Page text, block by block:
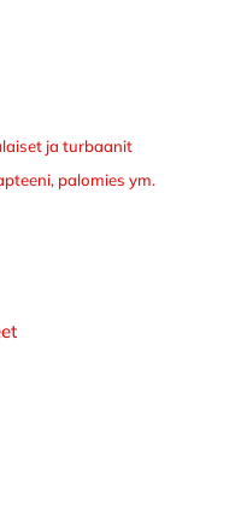
ja turbaanit
palomies ym.